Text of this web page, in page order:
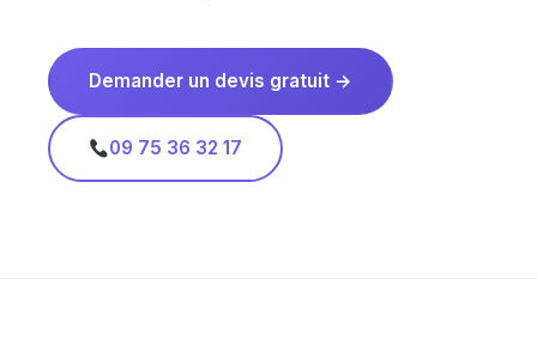
Demander un devis gratuit →
09 75 36 32 17